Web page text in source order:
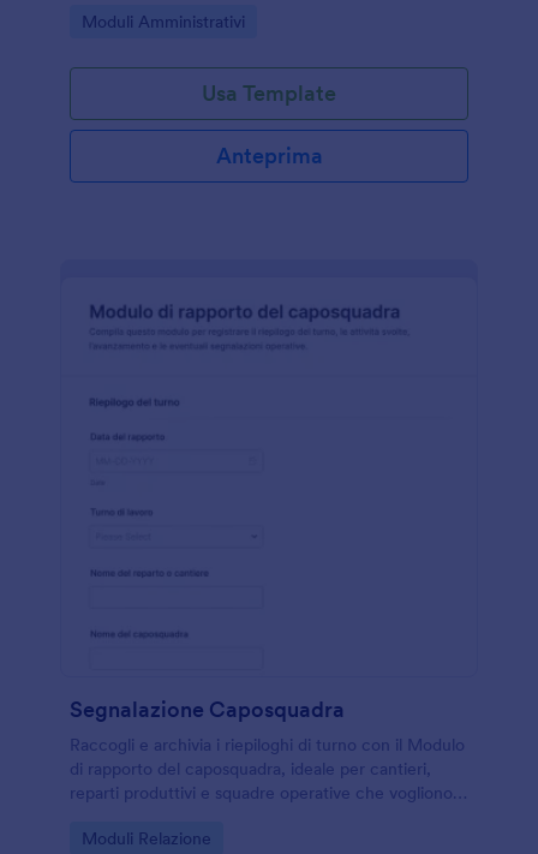
Jotform.
Go to Category:
Moduli Amministrativi
Usa Template
Anteprima
Segnalazione Caposquadra
Raccogli e archivia i riepiloghi di turno con il Modulo
di rapporto del caposquadra, ideale per cantieri,
reparti produttivi e squadre operative che vogliono
attività con Jotform.
Go to Category:
Moduli Relazione